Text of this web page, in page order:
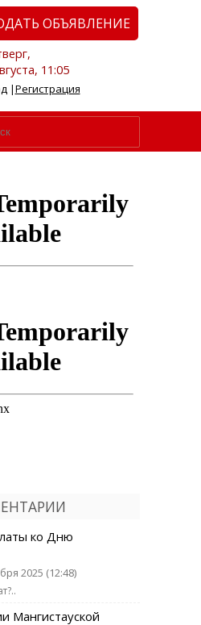
ОБЪЯВЛЕНИЕ
11:05
|Регистрация
ко Дню
2025 (12:48)
Мангистауской